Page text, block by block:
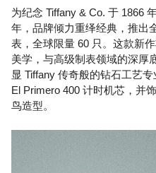
为纪念 Tiffany & Co. 于 1866
年，品牌倾力重绎经典，推出
表，全球限量 60 只。这款新
美学，与高级制表领域的深厚
显 Tiffany 传奇般的钻石工艺
El Primero 400 计时机芯，并
鸟造型。